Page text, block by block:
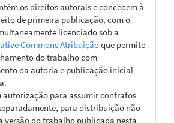
os direitos autorais e concedem à
de primeira publicação, com o
licenciado sob a
Commons Atribuiçãoque permite
do trabalho com
da autoria e publicação inicial
autorização para assumir contratos
para distribuição não-
versão do trabalho publicada nesta